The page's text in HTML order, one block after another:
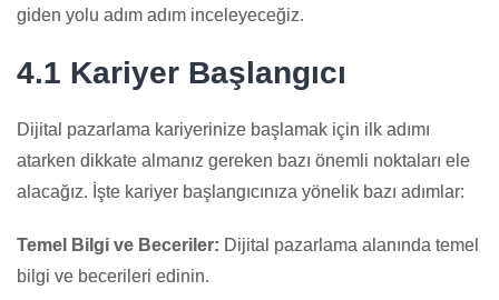
giden yolu adım adım inceleyeceğiz.
4.1 Kariyer Başlangıcı
Dijital pazarlama kariyerinize başlamak için ilk adımı
atarken dikkate almanız gereken bazı önemli noktaları ele
alacağız. İşte kariyer başlangıcınıza yönelik bazı adımlar:
Temel Bilgi ve Beceriler: Dijital pazarlama alanında temel
bilgi ve becerileri edinin.